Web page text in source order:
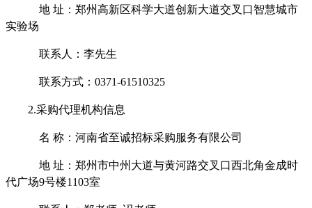
地 址： 郑州高新区科学大道创新大道交叉口智慧城市
实验场
联系人：李先生
联系方式： 0371-61510325
2.采购代理机构信息
名 称：河南省至诚招标采购服务有限公司
地 址：郑州市中州大道与黄河路交叉口西北角金成时
代广场9号楼1103室